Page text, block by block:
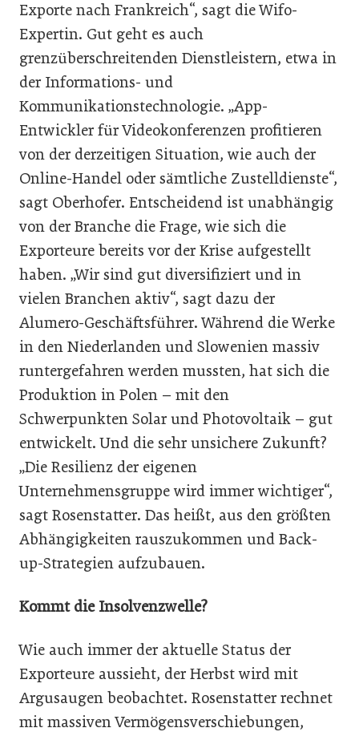
Exporte nach Frankreich“, sagt die Wifo-
Expertin. Gut geht es auch
grenzüberschreitenden Dienstleistern, etwa in
der Informations- und
Kommunikationstechnologie. „App-
Entwickler für Videokonferenzen profitieren
von der derzeitigen Situation, wie auch der
Online-Handel oder sämtliche Zustelldienste“,
sagt Oberhofer. Entscheidend ist unabhängig
von der Branche die Frage, wie sich die
Exporteure bereits vor der Krise aufgestellt
haben. „Wir sind gut diversifiziert und in
vielen Branchen aktiv“, sagt dazu der
Alumero-Geschäftsführer. Während die Werke
in den Niederlanden und Slowenien massiv
runtergefahren werden mussten, hat sich die
Produktion in Polen – mit den
Schwerpunkten Solar und Photovoltaik – gut
entwickelt. Und die sehr unsichere Zukunft?
„Die Resilienz der eigenen
Unternehmensgruppe wird immer wichtiger“,
sagt Rosenstatter. Das heißt, aus den größten
Abhängigkeiten rauszukommen und Back-
up-Strategien aufzubauen.
Kommt die Insolvenzwelle?
Wie auch immer der aktuelle Status der
Exporteure aussieht, der Herbst wird mit
Argusaugen beobachtet. Rosenstatter rechnet
mit massiven Vermögensverschiebungen,